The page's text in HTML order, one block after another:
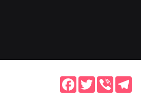
Facebook
TwitterViber